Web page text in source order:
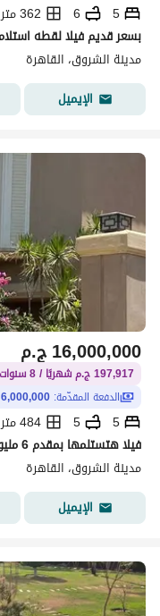
5
6
362 متر مربع
مدينة الشروق، القاهرة
الإيميل
ج.م16,000,000
197,917 ج.م شهريًا / 8 سنوات
الدفعة المقدّمة: 6,000,000 ج.م
5
5
484 متر مربع
مدينة الشروق، القاهرة
الإيميل